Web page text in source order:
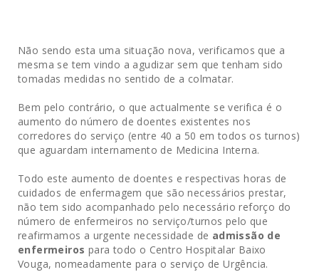
Não sendo esta uma situação nova, verificamos que a
mesma se tem vindo a agudizar sem que tenham sido
tomadas medidas no sentido de a colmatar.
Bem pelo contrário, o que actualmente se verifica é o
aumento do número de doentes existentes nos
corredores do serviço (entre 40 a 50 em todos os turnos)
que aguardam internamento de Medicina Interna.
Todo este aumento de doentes e respectivas horas de
cuidados de enfermagem que são necessários prestar,
não tem sido acompanhado pelo necessário reforço do
número de enfermeiros no serviço/turnos pelo que
reafirmamos a urgente necessidade de admissão de
enfermeiros para todo o Centro Hospitalar Baixo
Vouga, nomeadamente para o serviço de Urgência.